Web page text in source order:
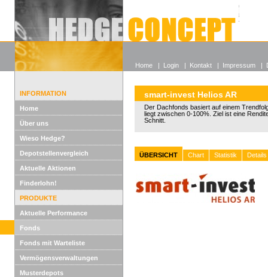
Alle
Wieso
INFORMATION
Home
Über uns
Wieso Hedge?
Depotstellenvergleich
Aktuelle Aktionen
Finderlohn!
PRODUKTE
Aktuelle Performance
Fonds
Fonds mit Warteliste
Vermögensverwaltungen
Musterdepots
smart-invest Helios AR
Der Dachfonds basiert auf einem
liegt zwischen 0-100%. Ziel ist eine
Schnitt.
ÜBERSICHT Chart Statistik Details
Home | Login | Kontakt | Impressum |